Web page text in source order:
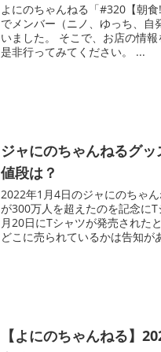
よにのちゃんねる「#320【朝
でメンバー（ニノ、ゆっち、自
いました。 そこで、お店の情
是非行ってみてください。 ...
ジャにのちゃんねるグ
値段は？
2022年1月4日のジャにのちゃ
が300万人を超えたのを記念に
月20日にTシャツが発売された
どこに売られているかは告知が
【よにのちゃんねる】